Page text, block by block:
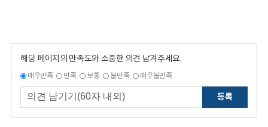
해당 페이지의 만족도와 소중한 의견 남겨주세요.
매우만족 만족 보통 불만족 매우불만족
등록